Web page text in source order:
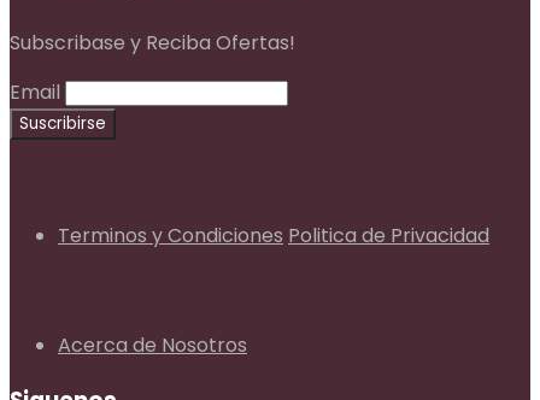
Subscribase y Reciba Ofertas!
Email
Terminos y Condiciones Politica de Privacidad
Acerca de Nosotros